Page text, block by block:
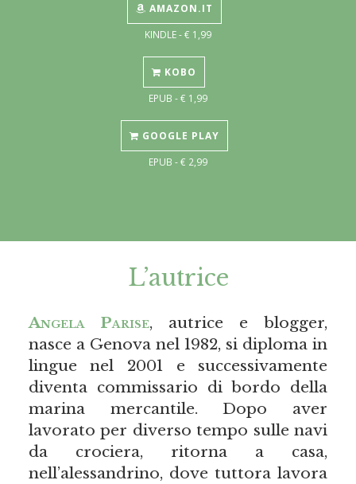
AMAZON.IT
KINDLE - € 1,99
KOBO
EPUB - € 1,99
GOOGLE PLAY
EPUB - € 2,99
L’autrice
Angela Parise, autrice e blogger,
nasce a Genova nel 1982, si diploma in
lingue nel 2001 e successivamente
diventa commissario di bordo della
marina mercantile. Dopo aver
lavorato per diverso tempo sulle navi
da crociera, ritorna a casa,
nell’alessandrino, dove tuttora lavora